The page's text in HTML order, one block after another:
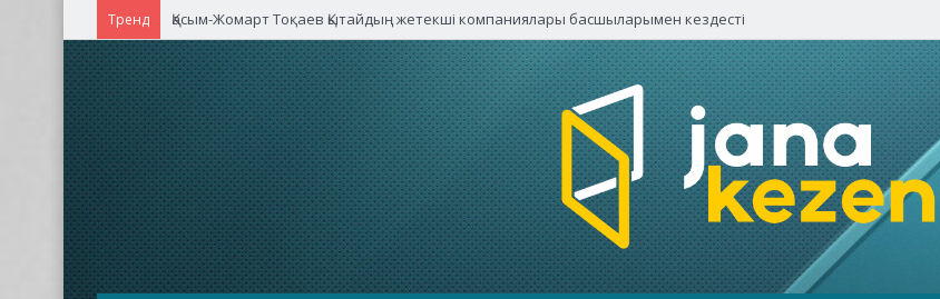
Тренд Қасым-Жомарт Тоқаев Қытайдың жетекші компаниялары басшыларымен кездесті